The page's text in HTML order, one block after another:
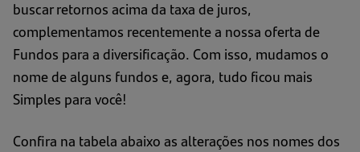
buscar retornos acima da taxa de juros,
complementamos recentemente a nossa oferta de
Fundos para a diversificação. Com isso, mudamos o
nome de alguns fundos e, agora, tudo ficou mais
Simples para você!
Confira na tabela abaixo as alterações nos nomes dos